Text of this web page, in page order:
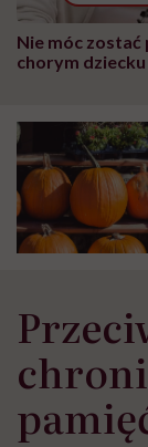
Nie móc zostać
chorym
może chyba
głupota i brak
wyobraźni"